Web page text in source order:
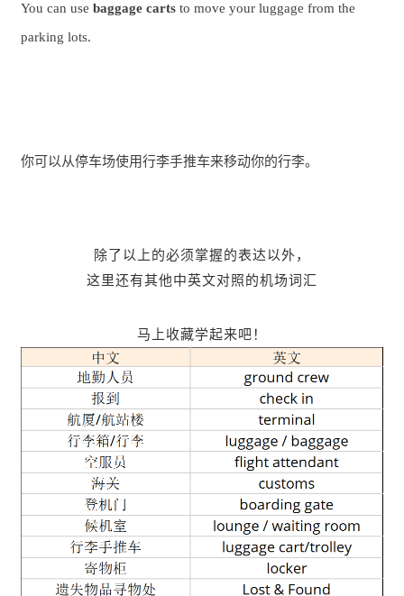
You can use baggage carts to move your luggage from the
parking lots.
你可以从停车场使用行李手推车来移动你的行李。
除了以上的必须掌握的表达以外，
这里还有其他中英文对照的机场词汇
马上收藏学起来吧！